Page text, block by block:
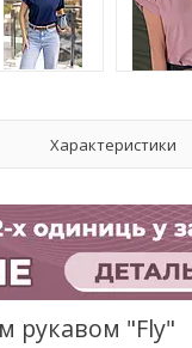
Характеристики
рукавом "Fly"